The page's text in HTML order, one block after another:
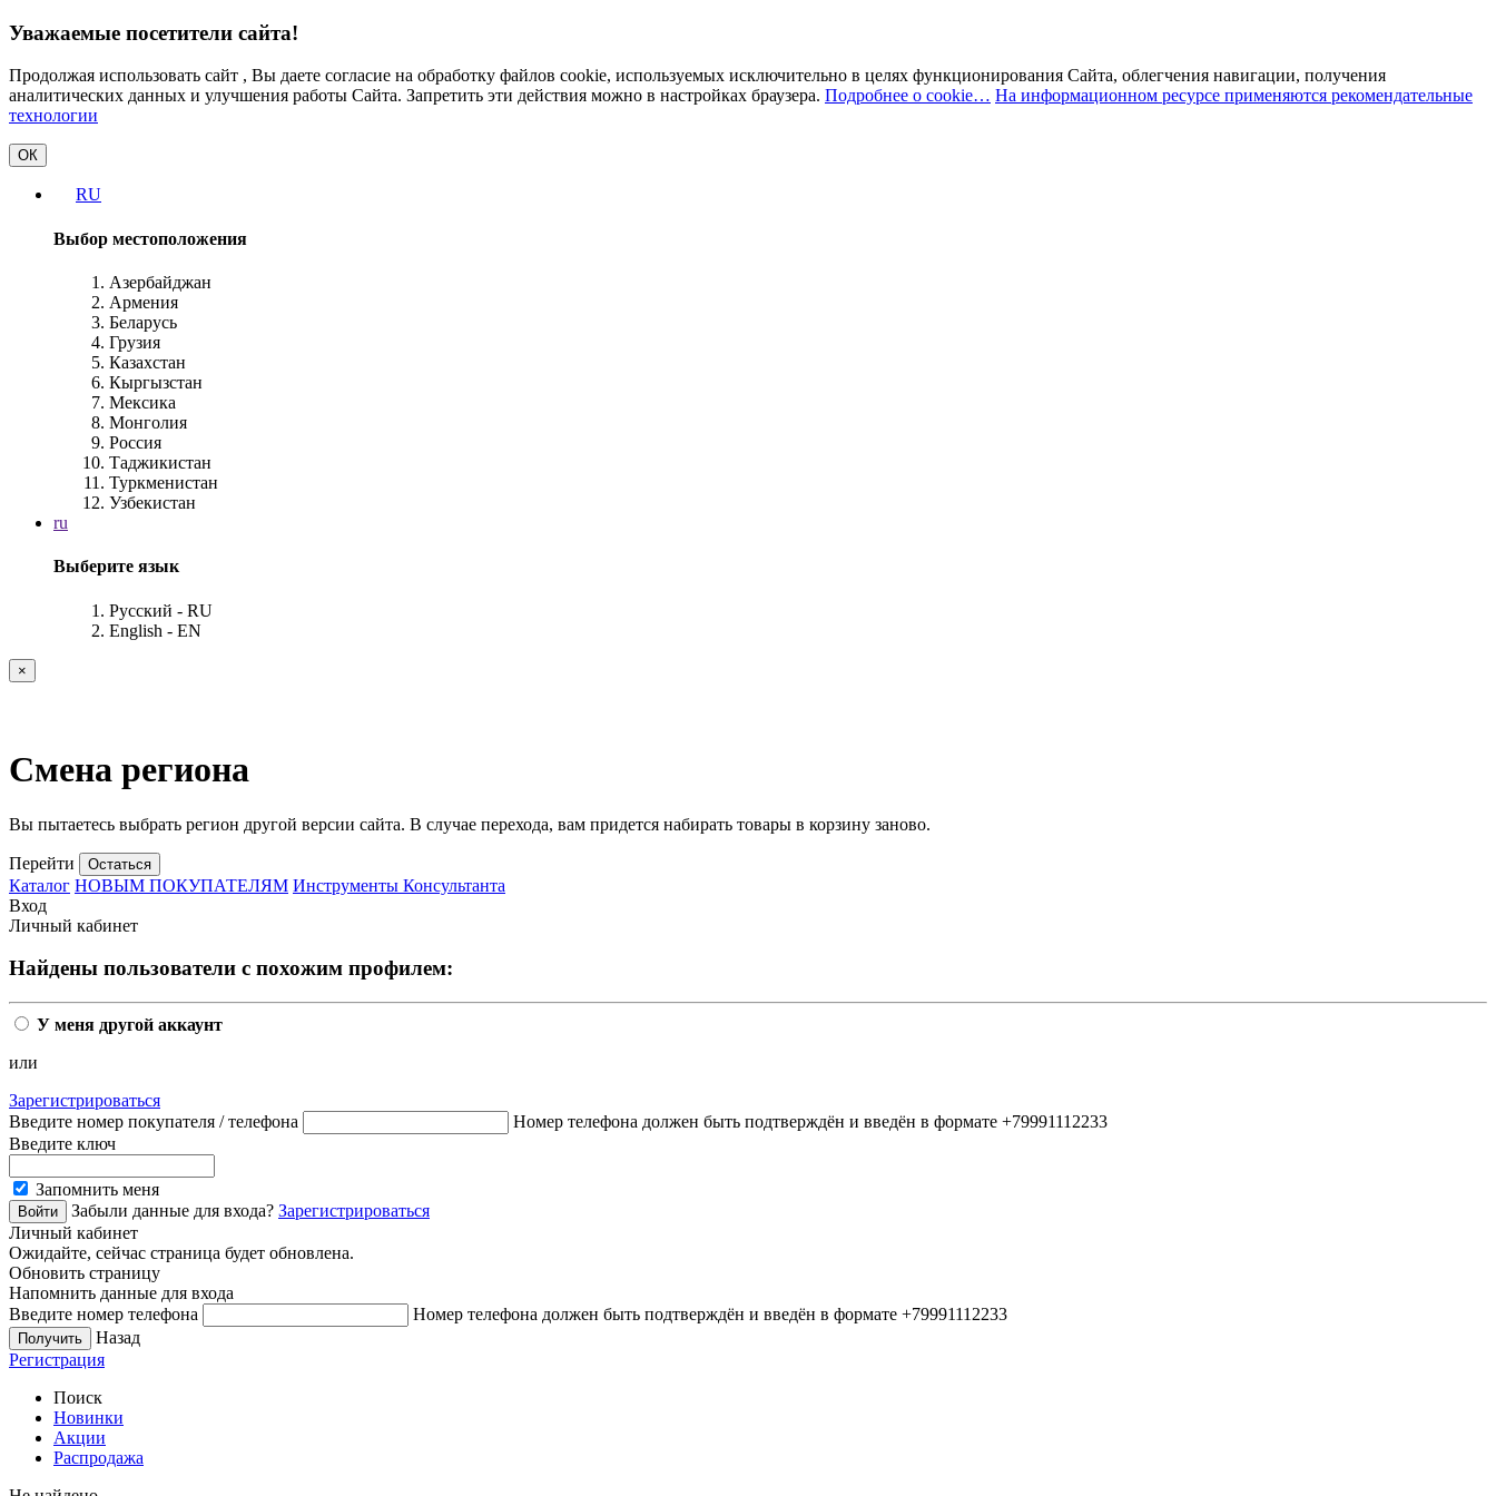
Уважаемые посетители сайта!
Продолжая использовать сайт , Вы даете согласие на обработку файлов cookie, используемых исключительно в целях функционирования Сайта, облегчения навигации, получения
аналитических данных и улучшения работы Сайта. Запретить эти действия можно в настройках браузера. Подробнее о cookie… На информационном ресурсе применяются рекомендательные
технологии
ОК
RU
Выбор местоположения
Азербайджан
Армения
Беларусь
Грузия
Казахстан
Кыргызстан
Мексика
Монголия
Россия
Таджикистан
Туркменистан
Узбекистан
ru
Выберите язык
Русский - RU
English - EN
×
Смена региона
Вы пытаетесь выбрать регион другой версии сайта. В случае перехода, вам придется набирать товары в корзину заново.
Перейти Остаться
Каталог НОВЫМ ПОКУПАТЕЛЯМ Инструменты Консультанта
Вход
Личный кабинет
Найдены пользователи с похожим профилем:
У меня другой аккаунт
или
Зарегистрироваться
Введите номер покупателя / телефона
Номер телефона должен быть подтверждён и введён в формате +79991112233
Введите ключ
Запомнить меня
Забыли данные для входа? Зарегистрироваться
Личный кабинет
Ожидайте, сейчас страница будет обновлена.
Обновить страницу
Напомнить данные для входа
Введите номер телефона
Номер телефона должен быть подтверждён и введён в формате +79991112233
Назад
Регистрация
Поиск
Новинки
Акции
Распродажа